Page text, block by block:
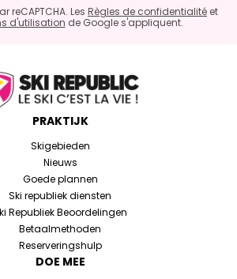
reCAPTCHA. Les Règles de confidentialité et
d'utilisation de Google s'appliquent.
PRAKTIJK
Skigebieden
Nieuws
Goede plannen
Ski republiek diensten
Republiek Beoordelingen
Betaalmethoden
Reserveringshulp
DOE MEE